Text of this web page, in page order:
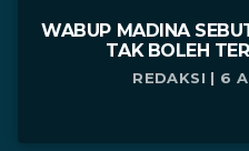
WABUP MADINA
TAK BOLEH
REDAKSI | 6